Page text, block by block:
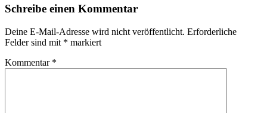
Schreibe einen Kommentar
Deine E-Mail-Adresse wird nicht veröffentlicht. Erforderliche
Felder sind mit * markiert
Kommentar *